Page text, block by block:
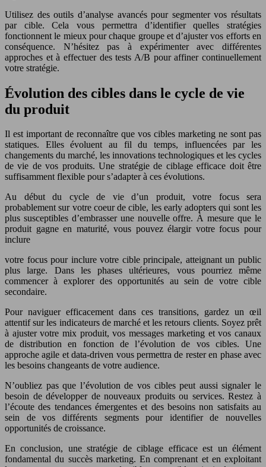
Utilisez des outils d’analyse avancés pour segmenter vos résultats
par cible. Cela vous permettra d’identifier quelles stratégies
fonctionnent le mieux pour chaque groupe et d’ajuster vos efforts en
conséquence. N’hésitez pas à expérimenter avec différentes
approches et à effectuer des tests A/B pour affiner continuellement
votre stratégie.
Évolution des cibles dans le cycle de vie
du produit
Il est important de reconnaître que vos cibles marketing ne sont pas
statiques. Elles évoluent au fil du temps, influencées par les
changements du marché, les innovations technologiques et les cycles
de vie de vos produits. Une stratégie de ciblage efficace doit être
suffisamment flexible pour s’adapter à ces évolutions.
Au début du cycle de vie d’un produit, votre focus sera
probablement sur votre coeur de cible, les early adopters qui sont les
plus susceptibles d’embrasser une nouvelle offre. À mesure que le
produit gagne en maturité, vous pouvez élargir votre focus pour
inclure
votre focus pour inclure votre cible principale, atteignant un public
plus large. Dans les phases ultérieures, vous pourriez même
commencer à explorer des opportunités au sein de votre cible
secondaire.
Pour naviguer efficacement dans ces transitions, gardez un œil
attentif sur les indicateurs de marché et les retours clients. Soyez prêt
à ajuster votre mix produit, vos messages marketing et vos canaux
de distribution en fonction de l’évolution de vos cibles. Une
approche agile et data-driven vous permettra de rester en phase avec
les besoins changeants de votre audience.
N’oubliez pas que l’évolution de vos cibles peut aussi signaler le
besoin de développer de nouveaux produits ou services. Restez à
l’écoute des tendances émergentes et des besoins non satisfaits au
sein de vos différents segments pour identifier de nouvelles
opportunités de croissance.
En conclusion, une stratégie de ciblage efficace est un élément
fondamental du succès marketing. En comprenant et en exploitant